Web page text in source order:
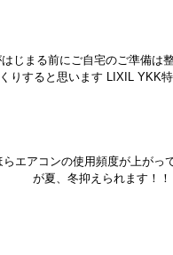
じまる前にご自宅のご準備
りすると思います LIXIL YKK
エアコンの使用頻度が上が
が夏、冬抑えられます！